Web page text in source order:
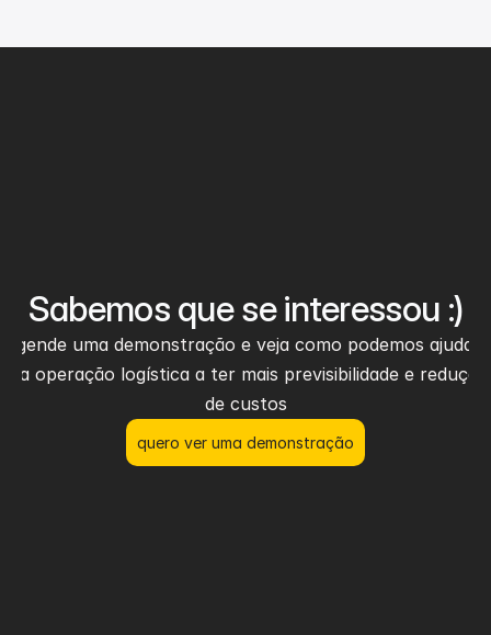
Sabemos que se interessou :)
Agende uma demonstração e veja como podemos ajudar
sua operação logística a ter mais previsibilidade e redução
de custos
quero ver uma demonstração